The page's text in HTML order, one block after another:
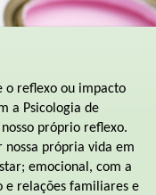
o reflexo ou impacto
a Psicologia de
próprio reflexo.
própria vida em
emocional, com a
e relações familiares e